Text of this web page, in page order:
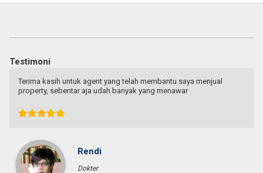
Testimoni
Terima kasih untuk agent yang telah membantu saya menjual
property, sebentar aja udah banyak yang menawar
Rendi
Dokter